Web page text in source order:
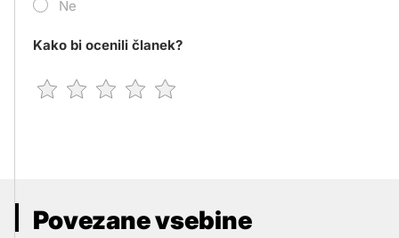
Ne
Kako bi ocenili članek?
Povezane vsebine